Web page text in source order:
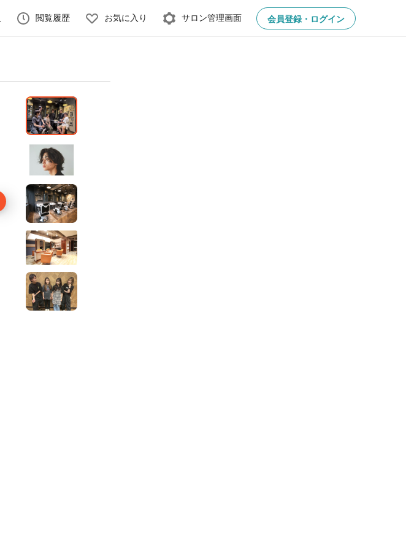
閲覧履歴 お気に入り サロン管理画面 会員登録・ログイン